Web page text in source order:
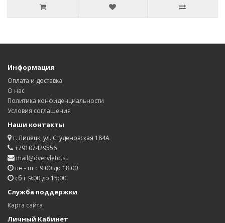
Информация
Оплата и доставка
О нас
Политика конфиденциальности
Условия соглашения
Наши контакты
г. Липецк, ул. Студеновская 184А
+79107429556
mail@dvervleto.su
пн - пт с 9:00 до 18:00
сб с 9:00 до 15:00
Служба поддержки
Карта сайта
Личный Кабинет